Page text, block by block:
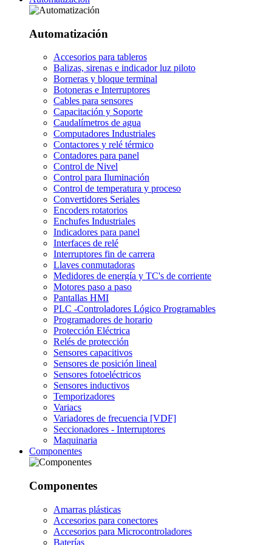
Automatización
Accesorios para tableros
Balizas, sirenas e indicador luz piloto
Borneras y bloque terminal
Botoneras e Interruptores
Cables para sensores
Capacitación y Soporte
Caudalímetros de agua
Computadores Industriales
Contactores y relé térmico
Contadores para panel
Control de Nivel
Control para Iluminación
Control de temperatura y proceso
Convertidores Seriales
Encoders rotatorios
Enchufes Industriales
Indicadores para panel
Interfaces de relé
Interruptores fin de carrera
Llaves conmutadoras
Medidores de energía y TC's de corriente
Motores paso a paso
Pantallas HMI
PLC -Controladores Lógico Programables
Programadores de horario
Protección Eléctrica
Relés de protección
Sensores capacitivos
Sensores de posición lineal
Sensores fotoeléctricos
Sensores inductivos
Temporizadores
Variacs
Variadores de frecuencia [VDF]
Seccionadores - Interruptores
Maquinaria
Componentes
Componentes
Amarras plásticas
Accesorios para conectores
Accesorios para Microcontroladores
Baterías